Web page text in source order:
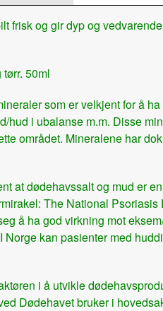
frisk og gir dyp og
50ml
som er velkjent for å
hud i ubalanse m.m. Disse
området. Mineralene har
at dødehavssalt og mud er
The National
å ha god virkning mot
kan pasienter med
i å utvikle
Dødehavet bruker i